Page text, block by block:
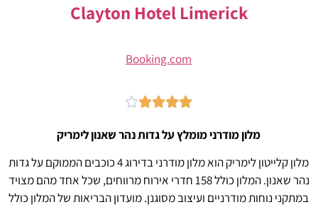
Clayton Hotel Limerick
Booking.com





מלון מודרני מומלץ על גדות נהר שאנון לימריק
מלון קלייטון לימריק הוא מלון מודרני בדירוג 4 כוכבים הממוקם על גדות
נהר שאנון. המלון כולל 158 חדרי אירוח מרווחים, שכל אחד מהם מצויד
במתקני נוחות מודרניים ועיצוב מסוגנן. מועדון הבריאות של המלון כולל